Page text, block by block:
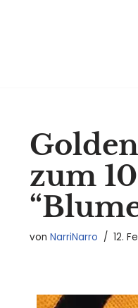
zum
von NarriNarro 12.